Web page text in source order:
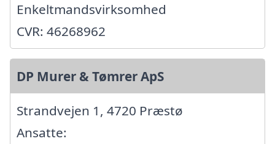
Enkeltmandsvirksomhed
CVR: 46268962
DP Murer & Tømrer ApS
Strandvejen 1, 4720 Præstø
Ansatte: